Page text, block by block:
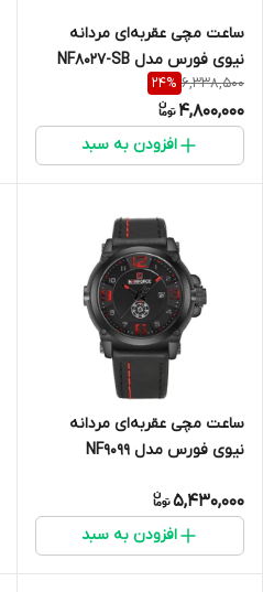
ساعت مچی عقربه‌ای مردانه
نیوی فورس مدل NF8027-SB
6,338,500
24%
4,800,000
افزودن به سبد
ساعت مچی عقربه‌ای مردانه
نیوی فورس مدل NF9099
5,430,000
افزودن به سبد